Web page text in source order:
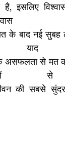
इसलिए विश्वास
के बाद नई
असफलता से मत
से
की सबसे सुंदर